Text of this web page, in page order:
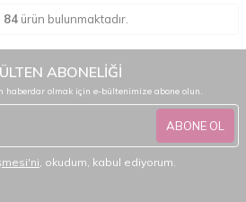
84 ürün bulunmaktadır.
ABONELİĞİ
haberdar olmak için e-bültenimize abone olun.
ABONE OL
, okudum, kabul ediyorum.